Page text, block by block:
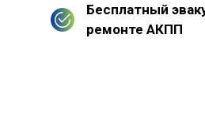
Бесплатный
ремонте АКПП